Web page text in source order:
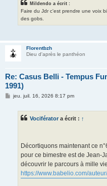
Mildendo a écrit :
Faire du Jdr c'est prendre une voix
des gobs.
Florentbzh
Dieu d'après le panthéon
Re: Casus Belli - Tempus
1991)
Mjeu. juil. 16, 2026 8:17 pm
Vociférator a écrit : ↑
Décortiquons maintenant ce
pour ce bimestre est de Jean-
découvrir le parcours à mille
https://www.babelio.com/